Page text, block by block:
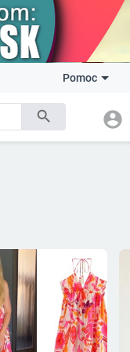
search
Pomoc
account_circle